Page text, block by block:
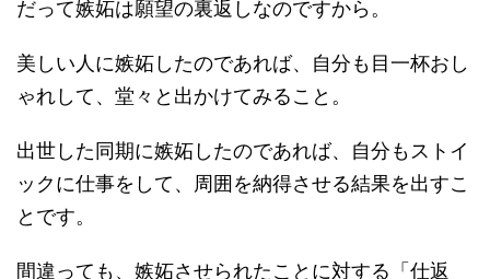
だって嫉妬は願望の裏返しなのですから。
美しい人に嫉妬したのであれば、自分も目一杯おし
ゃれして、堂々と出かけてみること。
出世した同期に嫉妬したのであれば、自分もストイ
ックに仕事をして、周囲を納得させる結果を出すこ
とです。
間違っても、嫉妬させられたことに対する「仕返